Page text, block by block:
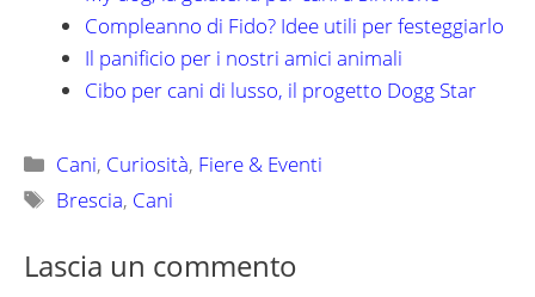
Compleanno di Fido? Idee utili per festeggiarlo
Il panificio per i nostri amici animali
Cibo per cani di lusso, il progetto Dogg Star
Categorie
Cani, Curiosità, Fiere & Eventi
Tag
Brescia, Cani
Lascia un commento